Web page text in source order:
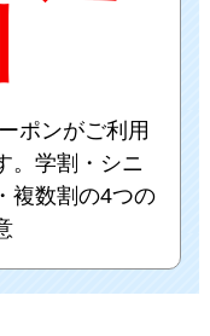
ポンがご利用
。学割・シニ
複数割の4つの